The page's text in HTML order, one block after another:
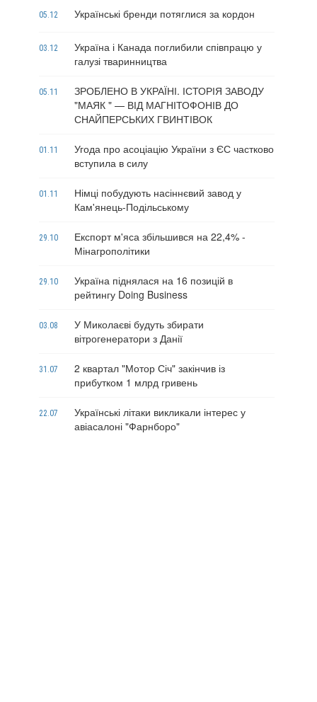
05.12 Українські бренди потяглися за кордон
03.12
Україна і Канада поглибили співпрацю у
галузі тваринництва
05.11
ЗРОБЛЕНО В УКРАЇНІ. ІСТОРІЯ ЗАВОДУ
"МАЯК " — ВІД МАГНІТОФОНІВ ДО
СНАЙПЕРСЬКИХ ГВИНТІВОК
01.11
Угода про асоціацію України з ЄС частково
вступила в силу
01.11
Німці побудують насіннєвий завод у
Кам'янець-Подільському
29.10
Експорт м'яса збільшився на 22,4% -
Мінагрополітики
29.10
Україна піднялася на 16 позицій в
рейтингу Doing Business
03.08
У Миколаєві будуть збирати
вітрогенератори з Данії
31.07
2 квартал "Мотор Січ" закінчив із
прибутком 1 млрд гривень
22.07
Українські літаки викликали інтерес у
авіасалоні "Фарнборо"